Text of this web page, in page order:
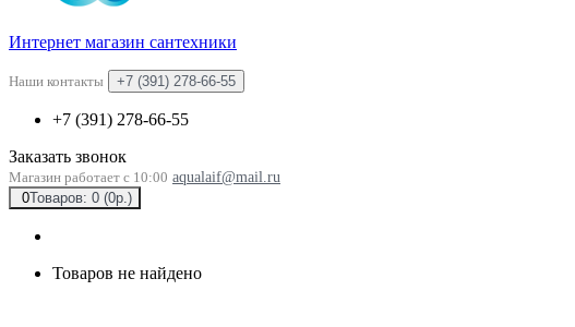
Интернет магазин сантехники
Наши контакты +7 (391) 278-66-55
+7 (391) 278-66-55
Заказать звонок
Магазин работает с 10:00 aqualaif@mail.ru
0Товаров: 0 (0р.)
Товаров не найдено